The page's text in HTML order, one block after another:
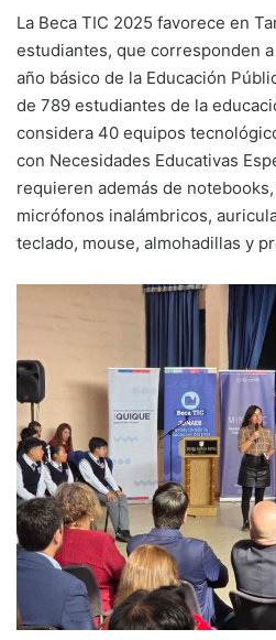
La Beca TIC 2025 favorece en
estudiantes, que corresponden
año básico de la Educación
de 789 estudiantes de la
considera 40 equipos
con Necesidades Educativas
requieren además de
micrófonos inalámbricos,
teclado, mouse, almohadillas y